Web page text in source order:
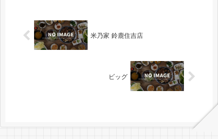
米乃家 鈴鹿住吉店
ビッグ